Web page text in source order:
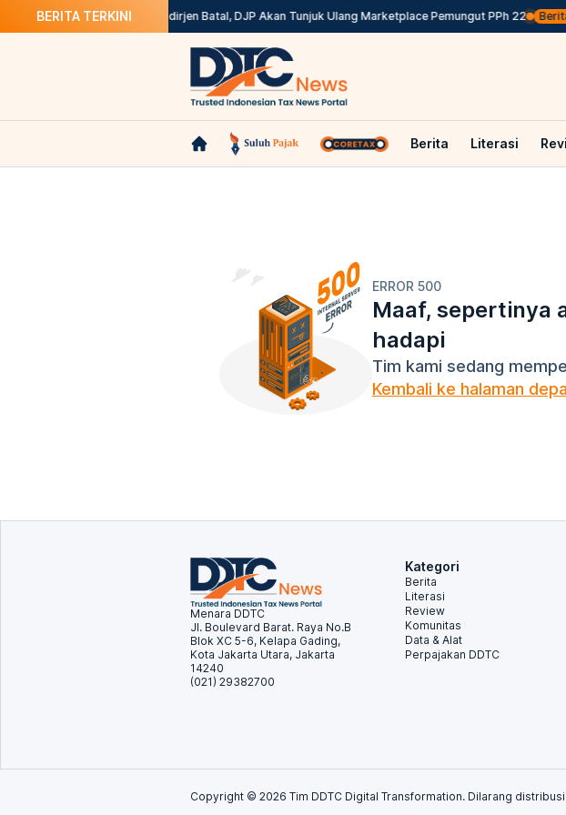
BERITA TERKINI
Coretax? Ini Solusinya Kepdirjen Batal, DJP Akan Tunjuk Ulang Marketplace Pemungut PPh 22 Berita
Berita Literasi
ERROR 500
Maaf, sepertinya
hadapi
Tim kami sedang
Kembali ke halaman
Menara DDTC
Jl. Boulevard Barat. Raya No.B
Blok XC 5-6, Kelapa Gading,
Kota Jakarta Utara, Jakarta
14240
(021) 29382700
Kategori
Berita
Literasi
Review
Komunitas
Data & Alat
Perpajakan DDTC
Copyright © 2026 Tim DDTC Digital Transformation. Dilarang